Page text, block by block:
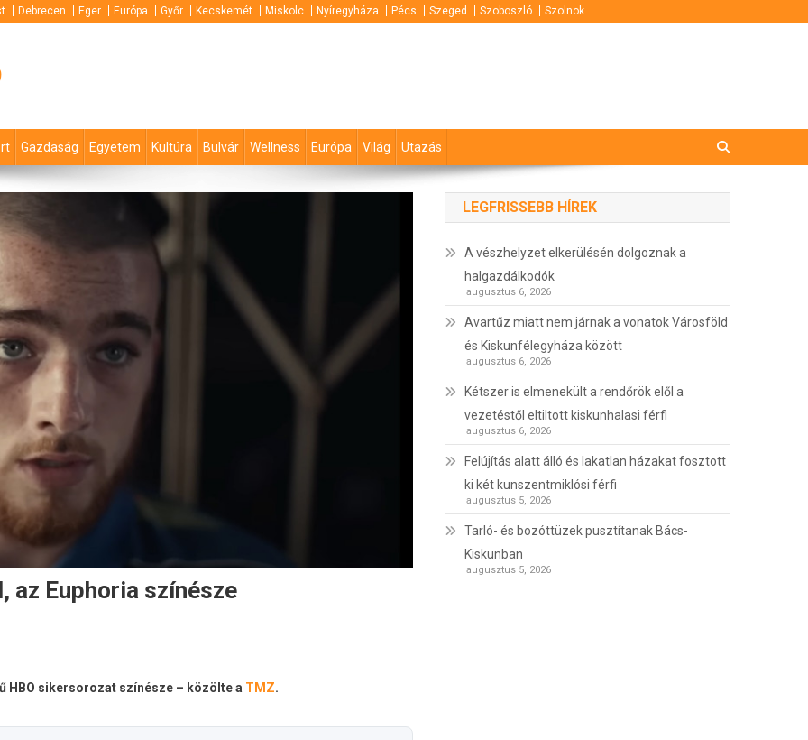
Debrecen Eger Európa Győr Kecskemét Miskolc Nyíregyháza Pécs Szeged Szoboszló Szolnok
Gazdaság Egyetem Kultúra Bulvár Wellness Európa Világ Utazás
az Euphoria színésze
HBO sikersorozat színésze – közölte a TMZ.
LEGFRISSEBB HÍREK
A vészhelyzet elkerülésén dolgoznak a
halgazdálkodók
augusztus 6, 2026
Avartűz miatt nem járnak a vonatok Városföld
és Kiskunfélegyháza között
augusztus 6, 2026
Kétszer is elmenekült a rendőrök elől a
vezetéstől eltiltott kiskunhalasi férfi
augusztus 6, 2026
Felújítás alatt álló és lakatlan házakat fosztott
ki két kunszentmiklósi férfi
augusztus 5, 2026
Tarló- és bozóttüzek pusztítanak Bács-
Kiskunban
augusztus 5, 2026